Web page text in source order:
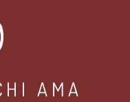
AMA